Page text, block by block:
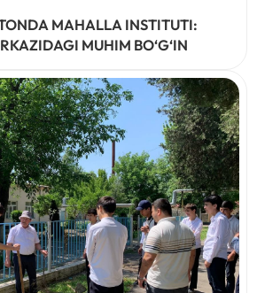
MAHALLA INSTITUTI:
MUHIM BO‘G‘IN